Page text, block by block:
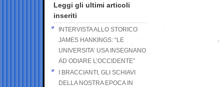
Leggi gli ultimi articoli
inseriti
INTERVISTA ALLO STORICO
JAMES HANKINGS: “LE
UNIVERSITA’ USA INSEGNANO
AD ODIARE L’OCCIDENTE”
I BRACCIANTI, GLI SCHIAVI
DELLA NOSTRA EPOCA IN